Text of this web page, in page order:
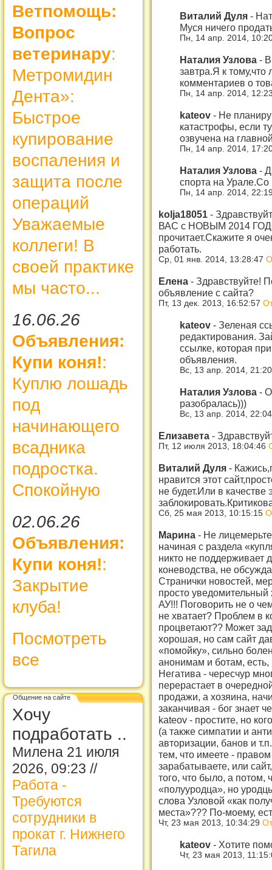
Ветпомощь:
Вопрос
ветеринару:
Метромидин
Дента»:
Быстрое
купирование
воспаления и
защита после
операций
Уважаемые
коллеги! В
своей практике
мы часто...
16.06.26
Объявления:
Купи коня!:
Куплю лошадь
под
начинающего
всадника
подростка.
Спокойную
02.06.26
Объявления:
Купи коня!:
Закрытие
клуба!
Посмотреть
все
Общение на сайте
Хочу
подработать ..
Милена 21 июля
2026, 09:23 //
Работа -
Требуются
сотрудники в
прокат г. Нижнего
Тагила
Виталий Дуля -
Муся ничего
Пн, 14 апр. 2014,
Наталия Узлова -
завтра.Я к тому,что
комментариев о
Пн, 14 апр. 2014,
kateov - Не
катастрофы, если
озвучена на
Пн, 14 апр. 2014,
Наталия Узлова -
спорта на
Пн, 14 апр. 2014,
kolja18051 -
ВАС с НОВЫМ 2014
прочитает.Скажите я
работать.
Ср, 01 янв. 2014, 13:28:47
Елена - Здравствуйте!
объявление с сайта?
Пт, 13 дек. 2013, 16:52:57
kateov - Зеленая
редактирования.
ссылке, которая
объявления.
Вс, 13 апр. 2014,
Наталия Узлова -
разобралась)))
Вс, 13 апр. 2014,
Елизавета -
Пт, 12 июля 2013, 18:04:46
Виталий Дуля -
нравится этот
не будет.Или в качестве
Сб, 25 мая 2013, 10:15:15
Марина - Не
начиная с раздела
никто не поддерживает
коневодства, не
Странички новостей,
просто
АУ!!! Поговорить не о
не хватает? Проблем в
процветают?? Может
хорошая, но сам сайт
«помойку», сильно
анонимам и ботам,
Негатива - чересчур
перерастает в
продажи, а хозяина,
заканчивая - бог знает
kateov - простите, но
(а также симпатии и
авторизации, банов и
тем, что имеете -
зарабатываете, или
того, что было, а
«полууродца», но
слова Узловой «как
места»??? По-моему,
Чт, 23 мая 2013, 10:34:29
kateov - Хотите
Чт, 23 мая 2013,